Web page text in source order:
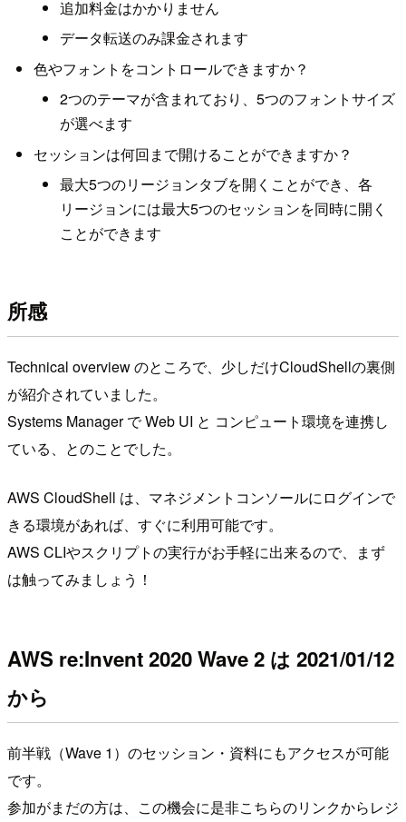
追加料金はかかりません
データ転送のみ課金されます
色やフォントをコントロールできますか？
2つのテーマが含まれており、5つのフォントサイズ
が選べます
セッションは何回まで開けることができますか？
最大5つのリージョンタブを開くことができ、各
リージョンには最大5つのセッションを同時に開く
ことができます
所感
Technical overview のところで、少しだけCloudShellの裏側
が紹介されていました。
Systems Manager で Web UI と コンピュート環境を連携し
ている、とのことでした。
AWS CloudShell は、マネジメントコンソールにログインで
きる環境があれば、すぐに利用可能です。
AWS CLIやスクリプトの実行がお手軽に出来るので、まず
は触ってみましょう！
AWS re:Invent 2020 Wave 2 は 2021/01/12
から
前半戦（Wave 1）のセッション・資料にもアクセスが可能
です。
参加がまだの方は、この機会に是非こちらのリンクからレジ